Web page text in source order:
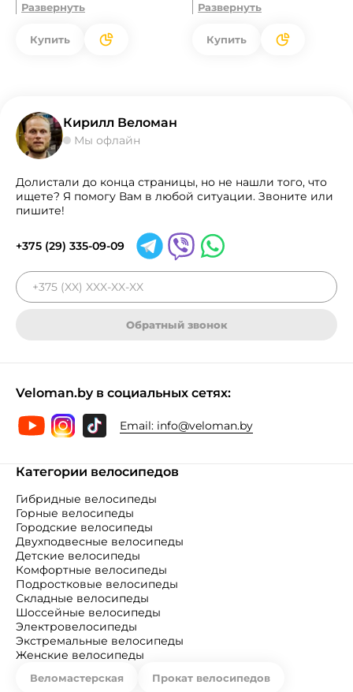
Развернуть
Купить
Развернуть
Купить
Кирилл Веломан
Мы офлайн
Долистали до конца страницы, но не нашли того, что
ищете? Я помогу Вам в любой ситуации. Звоните или
пишите!
+375 (29) 335-09-09
Обратный звонок
Veloman.by в социальных сетях:
Email: info@veloman.by
Категории велосипедов
Гибридные велосипеды
Горные велосипеды
Городские велосипеды
Двухподвесные велосипеды
Детские велосипеды
Комфортные велосипеды
Подростковые велосипеды
Складные велосипеды
Шоссейные велосипеды
Электровелосипеды
Экстремальные велосипеды
Женские велосипеды
Веломастерская Прокат велосипедов